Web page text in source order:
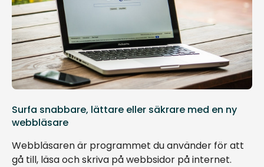
Surfa snabbare, lättare eller säkrare med en ny
webbläsare
Webbläsaren är programmet du använder för att
gå till, läsa och skriva på webbsidor på internet.